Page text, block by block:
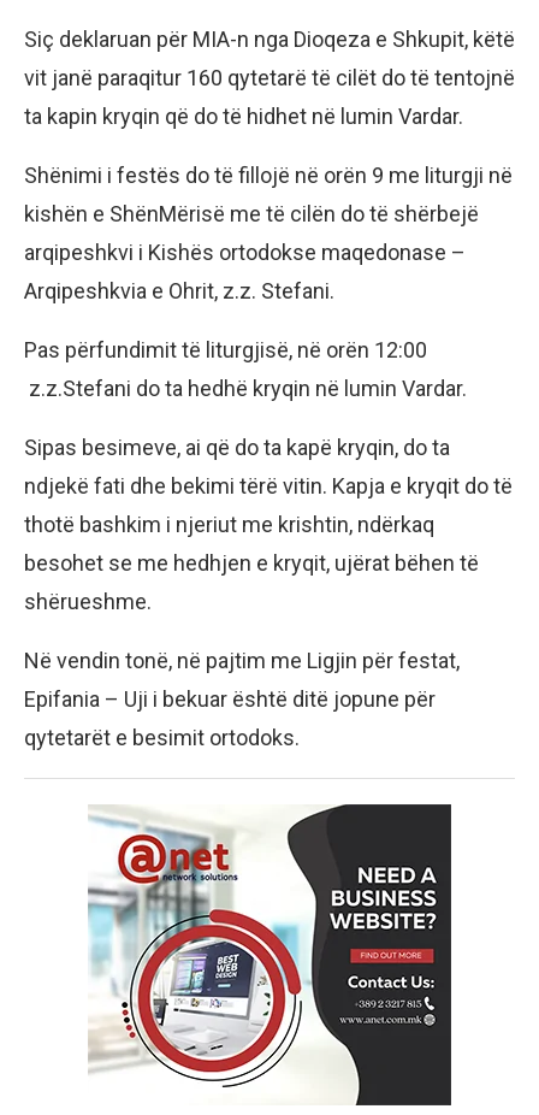
Siç deklaruan për MIA-n nga Dioqeza e Shkupit, këtë
vit janë paraqitur 160 qytetarë të cilët do të tentojnë
ta kapin kryqin që do të hidhet në lumin Vardar.
Shënimi i festës do të fillojë në orën 9 me liturgji në
kishën e ShënMërisë me të cilën do të shërbejë
arqipeshkvi i Kishës ortodokse maqedonase –
Arqipeshkvia e Ohrit, z.z. Stefani.
Pas përfundimit të liturgjisë, në orën 12:00
z.z.Stefani do ta hedhë kryqin në lumin Vardar.
Sipas besimeve, ai që do ta kapë kryqin, do ta
ndjekë fati dhe bekimi tërë vitin. Kapja e kryqit do të
thotë bashkim i njeriut me krishtin, ndërkaq
besohet se me hedhjen e kryqit, ujërat bëhen të
shërueshme.
Në vendin tonë, në pajtim me Ligjin për festat,
Epifania – Uji i bekuar është ditë jopune për
qytetarët e besimit ortodoks.